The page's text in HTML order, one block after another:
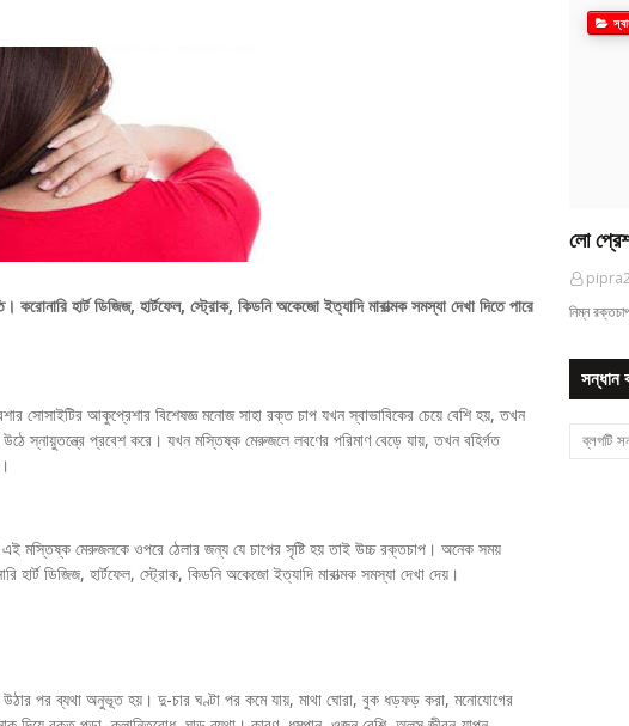
হার্ট ডিজিজ, হার্টফেল, স্ট্রোক, কিডনি অকেজো ইত্যাদি মারাত্মক সমস্যা দেখা দিতে পারে
সোসাইটির আকুপ্রেশার বিশেষজ্ঞ মনোজ সাহা রক্ত চাপ যখন স্বাভাবিকের চেয়ে বেশি হয়, তখন
স্নায়ুতন্ত্রে প্রবেশ করে। যখন মস্তিষ্ক মেরুজলে লবণের পরিমাণ বেড়ে যায়, তখন বহির্গত
মস্তিষ্ক মেরুজলকে ওপরে ঠেলার জন্য যে চাপের সৃষ্টি হয় তাই উচ্চ রক্তচাপ। অনেক সময়
ডিজিজ, হার্টফেল, স্ট্রোক, কিডনি অকেজো ইত্যাদি মারাত্মক সমস্যা দেখা দেয়।
উঠার পর ব্যথা অনুভূত হয়। দু-চার ঘণ্টা পর কমে যায়, মাথা ঘোরা, বুক ধড়ফড় করা, মনোযোগের
লো
নিম্ন
সন্ধান